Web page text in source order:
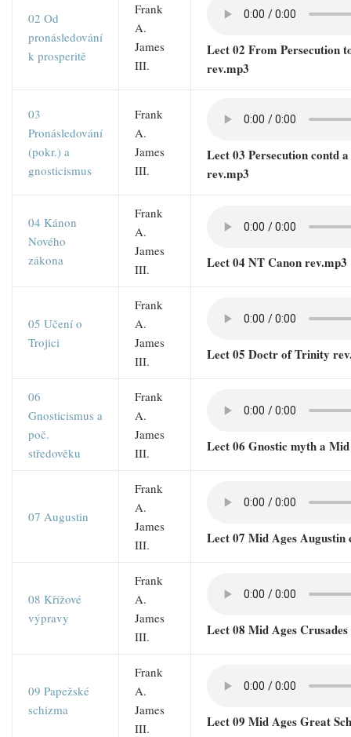
02 Od
pronásledování
k prosperitě
Frank
A.
James
III.
Lect 02 From Persecution
rev.mp3
03
Pronásledování
(pokr.) a
gnosticismus
Frank
A.
James
III.
Lect 03 Persecution contd
rev.mp3
04 Kánon
Nového
zákona
Frank
A.
James
III.
Lect 04 NT Canon rev.mp3
05 Učení o
Trojici
Frank
A.
James
III.
Lect 05 Doctr of Trinity
06
Gnosticismus a
poč.
středověku
Frank
A.
James
III.
Lect 06 Gnostic myth a
07 Augustin
Frank
A.
James
III.
Lect 07 Mid Ages Augustin
08 Křížové
výpravy
Frank
A.
James
III.
Lect 08 Mid Ages
09 Papežské
schizma
Frank
A.
James
III.
Lect 09 Mid Ages Great